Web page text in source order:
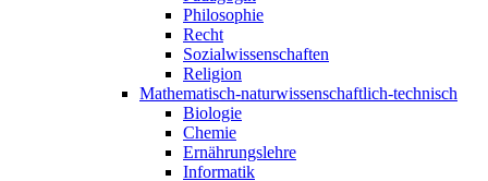
Philosophie
Recht
Sozialwissenschaften
Religion
Mathematisch-naturwissenschaftlich-technisch
Biologie
Chemie
Ernährungslehre
Informatik